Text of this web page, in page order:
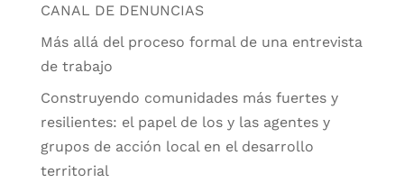
CANAL DE DENUNCIAS
Más allá del proceso formal de una entrevista
de trabajo
Construyendo comunidades más fuertes y
resilientes: el papel de los y las agentes y
grupos de acción local en el desarrollo
territorial